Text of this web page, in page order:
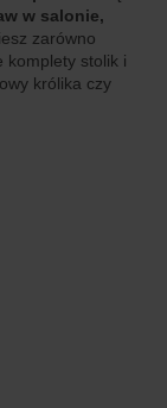
w salonie,
zarówno
komplety stolik i
królika czy